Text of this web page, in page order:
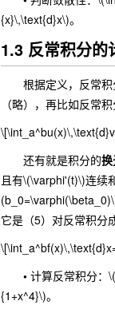
{x}\,\text{d}x\)。
1.3 反常积分的
根据定义，反常积
（略），再比如反常
还有就是积分的
且有\(\varphi'(t)\)连续
它是（5）对反常积分
• 计算反常积分
{1+x^4}\)。